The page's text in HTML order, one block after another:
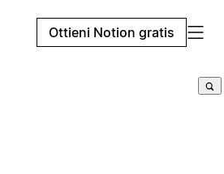
Ottieni Notion gratis